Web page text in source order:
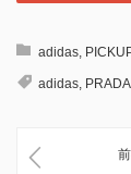
adidas, PICKUP
adidas, PRADA